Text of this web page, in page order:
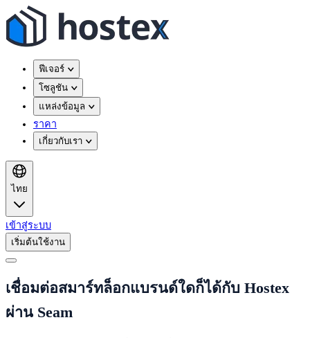
ฟีเจอร์
โซลูชัน
แหล่งข้อมูล
ราคา
เกี่ยวกับเรา
ไทย
เข้าสู่ระบบ
เริ่มต้นใช้งาน
เชื่อมต่อสมาร์ทล็อกแบรนด์ใดก็ได้กับ Hostex
ผ่าน Seam